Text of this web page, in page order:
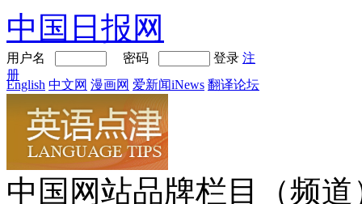
中国日报网
用户名 密码 登录 注
册
English 中文网 漫画网 爱新闻iNews 翻译论坛
中国网站品牌栏目（频道